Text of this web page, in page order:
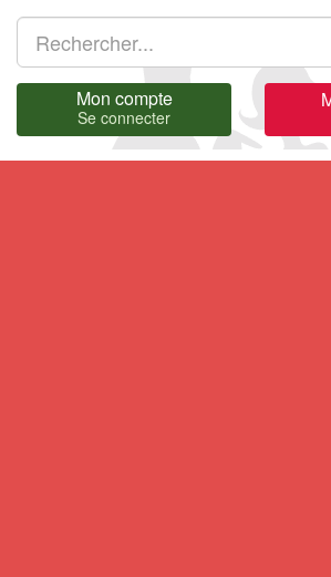
Mon compte
Se connecter